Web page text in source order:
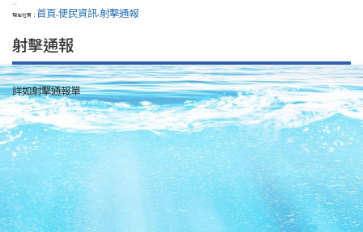
:::
現在位置： 首頁>便民資訊>射擊通報
射擊通報
詳如射擊通報單